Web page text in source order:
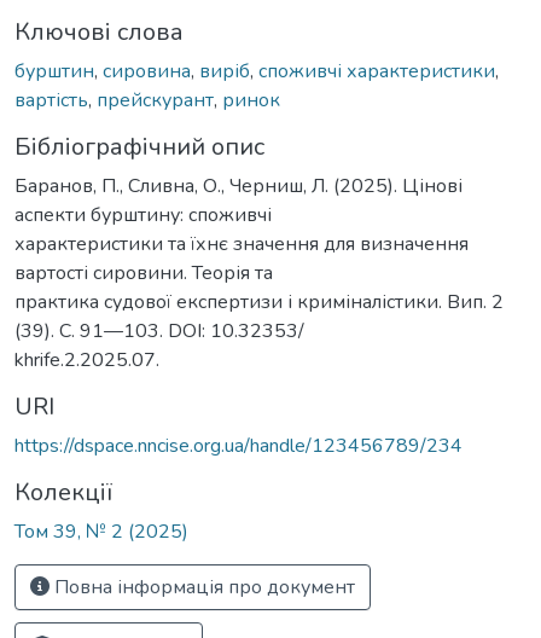
Ключові слова
бурштин, сировина, виріб, споживчі характеристики,
вартість, прейскурант, ринок
Бібліографічний опис
Баранов, П., Сливна, О., Черниш, Л. (2025). Цінові
аспекти бурштину: споживчі
характеристики та їхнє значення для визначення
вартості сировини. Теорія та
практика судової експертизи і криміналістики. Вип. 2
(39). С. 91—103. DOI: 10.32353/
khrife.2.2025.07.
URI
https://dspace.nncise.org.ua/handle/123456789/234
Колекції
Том 39, № 2 (2025)
Повна інформація про документ